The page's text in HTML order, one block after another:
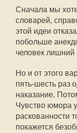
Сначала мы
словарей,
этой идеи
побольше
человек лишний
Но и от этого
пять-шесть раз
наказание.
Чувство юмора
раскованности
покажется